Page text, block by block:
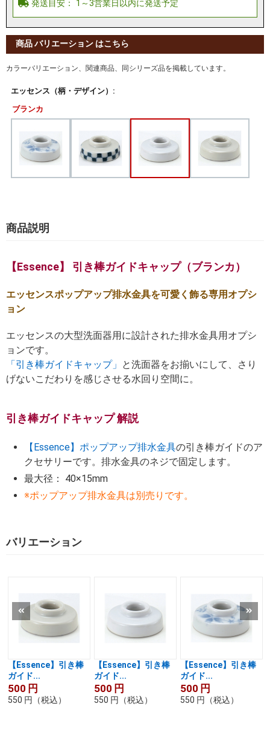
商品 バリエーション はこちら
カラーバリエーション、関連商品、同シリーズ品を掲載しています。
エッセンス（柄・デザイン）:
ブランカ
商品説明
【Essence】 引き棒ガイドキャップ（ブランカ）
エッセンスポップアップ排水金具を可愛く飾る専用オプシ
ョン
エッセンスの大型洗面器用に設計された排水金具用オプシ
ョンです。
「引き棒ガイドキャップ」 と洗面器をお揃いにして、さり
げないこだわりを感じさせる水回り空間に。
引き棒ガイドキャップ 解説
【Essence】ポップアップ排水金具の引き棒ガイドのア
クセサリーです。排水金具のネジで固定します。
最大径： 40×15mm
※ポップアップ排水金具は別売りです。
バリエーション
【Essence】引き棒
ガイド...
500 円
550 円 （税込）
【Essence】引き棒
ガイド...
500 円
550 円 （税込）
【Essence】引き棒
ガイド...
500 円
550 円 （税込）